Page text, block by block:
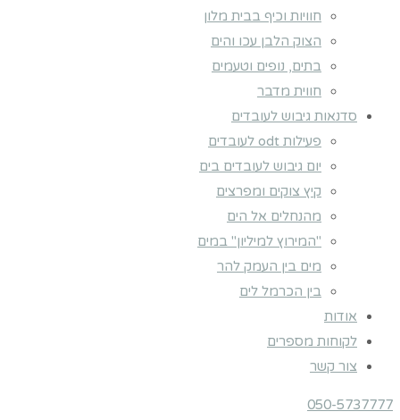
חוויות וכיף בבית מלון
הצוק הלבן עכו והים
בתים, נופים וטעמים
חווית מדבר
סדנאות גיבוש לעובדים
פעילות odt לעובדים
יום גיבוש לעובדים בים
קיץ צוקים ומפרצים
מהנחלים אל הים
"המירוץ למיליון" במים
מים בין העמק להר
בין הכרמל לים
אודות
לקוחות מספרים
צור קשר
050-5737777